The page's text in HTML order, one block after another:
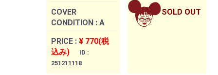
COVER
CONDITION : A
PRICE : ¥ 770(税
込み)
ID :
251211118
SOLD OUT